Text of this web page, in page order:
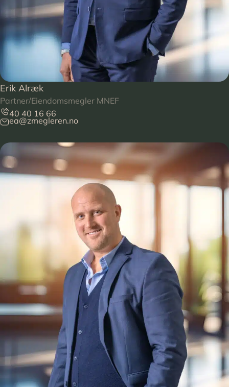
Erik Alræk
Partner/Eiendomsmegler MNEF
40 40 16 66
ea@zmegleren.no